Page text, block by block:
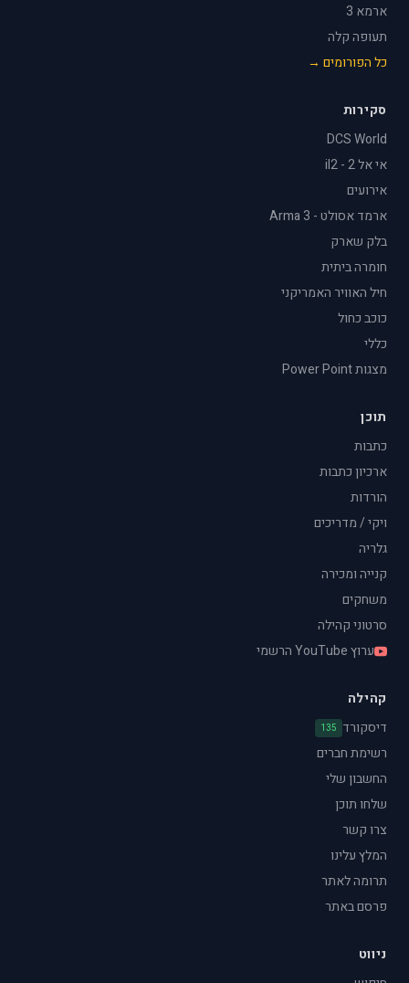
ארמא 3
תעופה קלה
כל הפורומים →
סקירות
DCS World
אי אל 2 - il2
אירועים
ארמד אסולט - Arma 3
בלק שארק
חומרה ביתית
חיל האוויר האמריקני
כוכב כחול
כללי
מצגות Power Point
תוכן
כתבות
ארכיון כתבות
הורדות
ויקי / מדריכים
גלריה
קנייה ומכירה
משחקים
סרטוני קהילה
ערוץ YouTube הרשמי
קהילה
דיסקורד 135
רשימת חברים
החשבון שלי
שלחו תוכן
צרו קשר
המלץ עלינו
תרומה לאתר
פרסם באתר
ניווט